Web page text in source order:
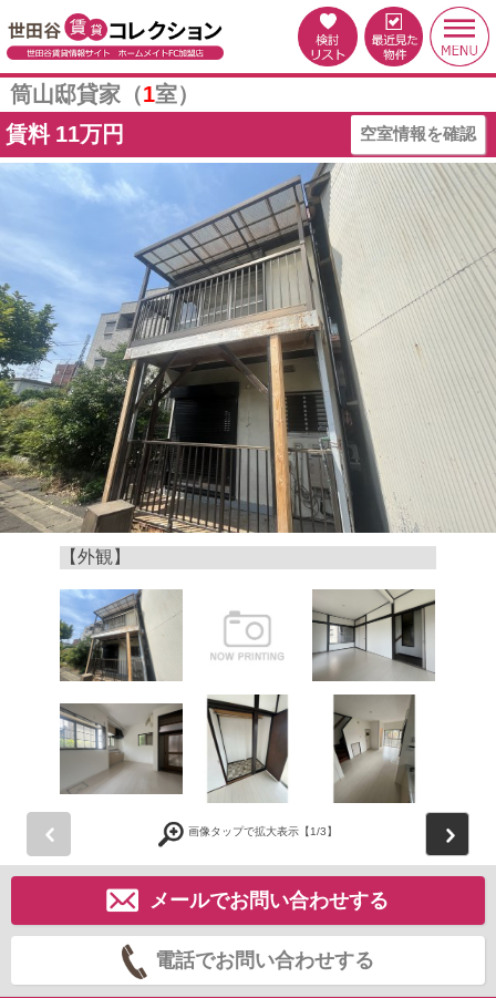
筒山邸貸家（1室）
賃料 11万円 空室情報を確認
【外観】
画像タップで拡大表示【1/3】
メールでお問い合わせする
電話でお問い合わせする